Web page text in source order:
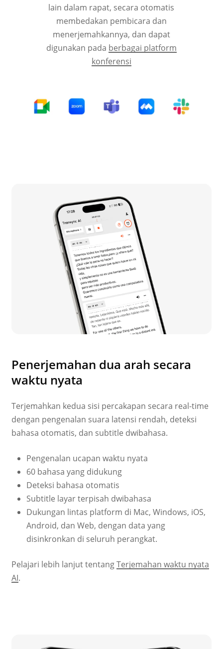
lain dalam rapat, secara otomatis
membedakan pembicara dan
menerjemahkannya, dan dapat
digunakan pada berbagai platform
konferensi
Penerjemahan dua arah secara
waktu nyata
Terjemahkan kedua sisi percakapan secara real-time
dengan pengenalan suara latensi rendah, deteksi
bahasa otomatis, dan subtitle dwibahasa.
Pengenalan ucapan waktu nyata
60 bahasa yang didukung
Deteksi bahasa otomatis
Subtitle layar terpisah dwibahasa
Dukungan lintas platform di Mac, Windows, iOS,
Android, dan Web, dengan data yang
disinkronkan di seluruh perangkat.
Pelajari lebih lanjut tentangTerjemahan waktu nyata
AI.